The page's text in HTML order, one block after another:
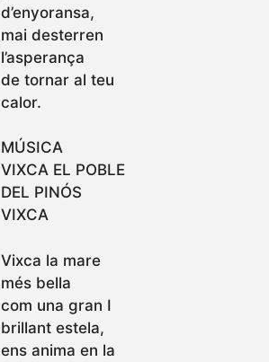
d’enyoransa,
mai desterren
l’asperança
de tornar al teu
calor.
MÚSICA
VIXCA EL POBLE
DEL PINÓS
VIXCA
Vixca la mare
més bella
com una gran I
brillant estela,
ens anima en la